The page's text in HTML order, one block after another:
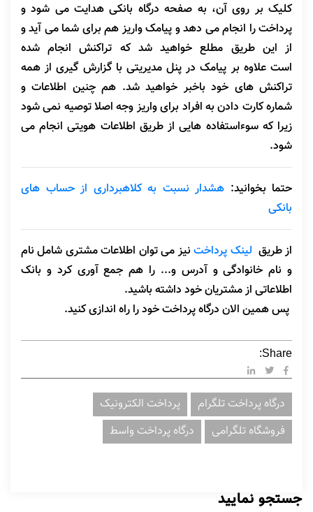
کلیک بر روی آن، به صفحه درگاه بانکی هدایت می شود و
پرداخت را انجام می دهد و پیامک واریز هم برای شما می آید و
از این طریق مطلع خواهید شد که تراکنش انجام شده
استعلاوه بر پیامک در پنل مدیریتی با گزارش گیری از همه
تراکنش های خود باخبر خواهید شد. هم چنین اطلاعات و
شماره کارت دادن به افراد برای واریز وجه اصلا توصیه نمی شود
زیرا که سوءاستفاده هایی از طریق اطلاعات هویتی انجام می
شود.
حتما بخوانید: هشدار نسبت به کلاهبرداری از حساب های
بانکی
از طریق لینک پرداختنیز می توان اطلاعات مشتری شامل نام
و نام خانوادگی و آدرس و... را هم جمع آوری کرد و بانک
اطلاعاتی از مشتریان خود داشته باشید.
پس همین الان درگاه پرداخت خود را راه اندازی کنید.
Share:
درگاه پرداخت تلگرام
پرداخت الکترونیک
فروشگاه تلگرامی
درگاه پرداخت واسط
جستجو نمایید